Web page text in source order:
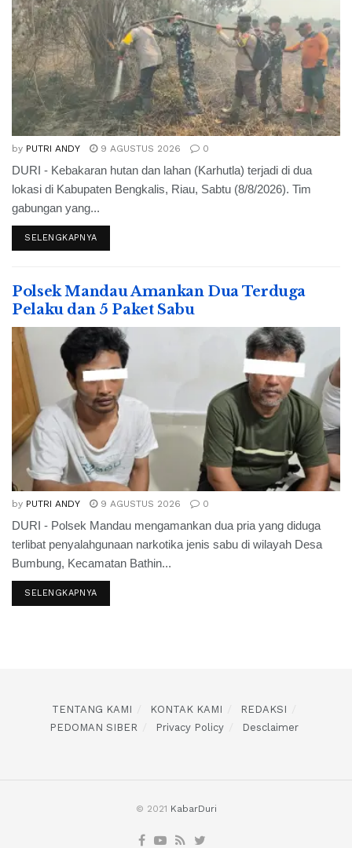
by PUTRI ANDY 9 AGUSTUS 2026 0
DURI - Kebakaran hutan dan lahan (Karhutla) terjadi di dua
lokasi di Kabupaten Bengkalis, Riau, Sabtu (8/8/2026). Tim
gabungan yang...
SELENGKAPNYA
Polsek Mandau Amankan Dua Terduga
Pelaku dan 5 Paket Sabu
by PUTRI ANDY 9 AGUSTUS 2026 0
DURI - Polsek Mandau mengamankan dua pria yang diduga
terlibat penyalahgunaan narkotika jenis sabu di wilayah Desa
Bumbung, Kecamatan Bathin...
SELENGKAPNYA
TENTANG KAMI KONTAK KAMI
REDAKSI
PEDOMAN SIBER
Privacy Policy Desclaimer
© 2021 KabarDuri